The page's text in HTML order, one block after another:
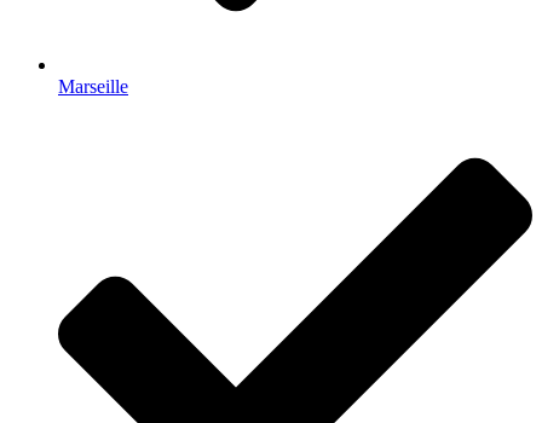
Marseille